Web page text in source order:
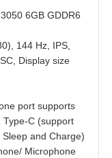
6GB GDDR6
144 Hz, IPS,
Display size
port supports
Type-C (support
Sleep and Charge)
Microphone